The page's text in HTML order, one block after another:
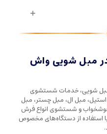
مبل شویی واش
مبل شویی، خدمات شستشوی
مبل ال، مبل چستر، مبل
و شستشوی انواع فرش
استفاده از دستگاه‌های مخصوص